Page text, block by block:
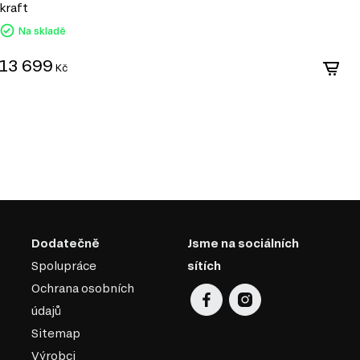
kraft
Na skladě
13 699 Kč
Dodatečně
Spolupráce
Ochrana osobních
údajů
Sitemap
Výrobci
Jsme na sociálních
sítích